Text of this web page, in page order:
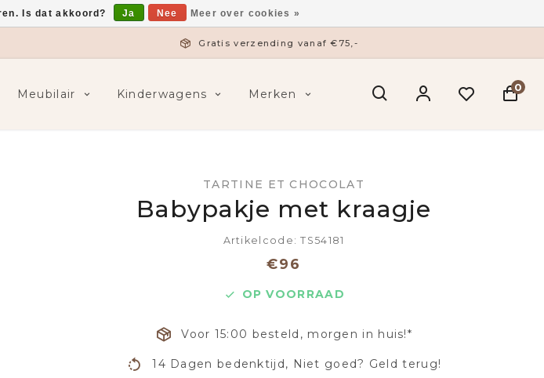
Gratis verzending vanaf €75,-
Meubilair Kinderwagens Merken 0
TARTINE ET CHOCOLAT
Babypakje met kraagje
Artikelcode: TS54181
€96
OP VOORRAAD
Voor 15:00 besteld, morgen in huis!*
14 Dagen bedenktijd, Niet goed? Geld terug!
Is dat akkoord? Ja Nee Meer over cookies »